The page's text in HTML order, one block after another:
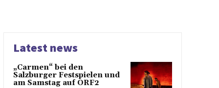
Latest news
„Carmen“ bei den
Salzburger Festspielen und
am Samstag auf ORF2